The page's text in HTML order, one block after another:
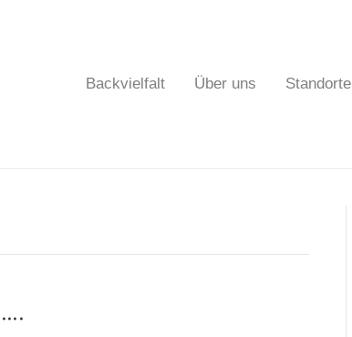
Backvielfalt Über uns Standorte